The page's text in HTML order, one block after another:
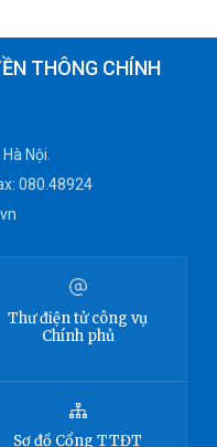
THÔNG CHÍNH
Nội.
080.48924
Thư điện tử công vụ
Chính phủ
Sơ đồ Cổng TTĐT